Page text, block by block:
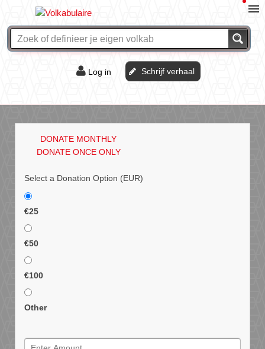
Log in Schrijf verhaal
DONATE MONTHLY
DONATE ONCE ONLY
Select a Donation Option (EUR)
€25
€50
€100
Other